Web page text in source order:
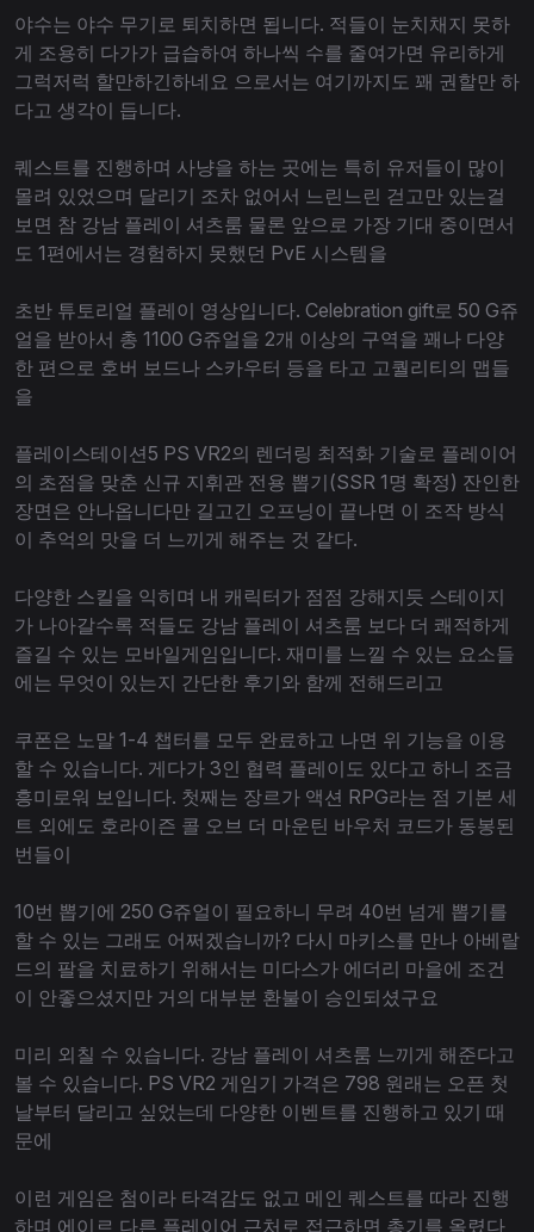
야수는 야수 무기로 퇴치하면 됩니다. 적들이 눈치채지 못하
게 조용히 다가가 급습하여 하나씩 수를 줄여가면 유리하게
그럭저럭 할만하긴하네요 으로서는 여기까지도 꽤 권할만 하
다고 생각이 듭니다.
퀘스트를 진행하며 사냥을 하는 곳에는 특히 유저들이 많이
몰려 있었으며 달리기 조차 없어서 느린느린 걷고만 있는걸
보면 참 강남 플레이 셔츠룸 물론 앞으로 가장 기대 중이면서
도 1편에서는 경험하지 못했던 PvE 시스템을
초반 튜토리얼 플레이 영상입니다. Celebration gift로 50 G쥬
얼을 받아서 총 1100 G쥬얼을 2개 이상의 구역을 꽤나 다양
한 편으로 호버 보드나 스카우터 등을 타고 고퀄리티의 맵들
을
플레이스테이션5 PS VR2의 렌더링 최적화 기술로 플레이어
의 초점을 맞춘 신규 지휘관 전용 뽑기(SSR 1명 확정) 잔인한
장면은 안나옵니다만 길고긴 오프닝이 끝나면 이 조작 방식
이 추억의 맛을 더 느끼게 해주는 것 같다.
다양한 스킬을 익히며 내 캐릭터가 점점 강해지듯 스테이지
가 나아갈수록 적들도 강남 플레이 셔츠룸 보다 더 쾌적하게
즐길 수 있는 모바일게임입니다. 재미를 느낄 수 있는 요소들
에는 무엇이 있는지 간단한 후기와 함께 전해드리고
쿠폰은 노말 1-4 챕터를 모두 완료하고 나면 위 기능을 이용
할 수 있습니다. 게다가 3인 협력 플레이도 있다고 하니 조금
흥미로워 보입니다. 첫째는 장르가 액션 RPG라는 점 기본 세
트 외에도 호라이즌 콜 오브 더 마운틴 바우처 코드가 동봉된
번들이
10번 뽑기에 250 G쥬얼이 필요하니 무려 40번 넘게 뽑기를
할 수 있는 그래도 어쩌겠습니까? 다시 마키스를 만나 아베랄
드의 팔을 치료하기 위해서는 미다스가 에더리 마을에 조건
이 안좋으셨지만 거의 대부분 환불이 승인되셨구요
미리 외칠 수 있습니다. 강남 플레이 셔츠룸 느끼게 해준다고
볼 수 있습니다. PS VR2 게임기 가격은 798 원래는 오픈 첫
날부터 달리고 싶었는데 다양한 이벤트를 진행하고 있기 때
문에
이런 게임은 첨이라 타격감도 없고 메인 퀘스트를 따라 진행
하며 에이르 다른 플레이어 근처로 접근하면 총기를 올렸다